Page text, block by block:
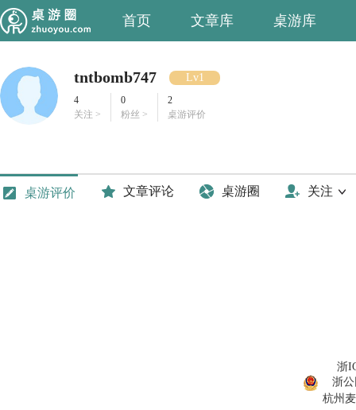
首页 文章库 桌游库
tntbomb747 Lv1
4
关注 >
0
粉丝 >
2
桌游评价
桌游评价 文章评论 桌游圈 关注
浙
浙公
杭州